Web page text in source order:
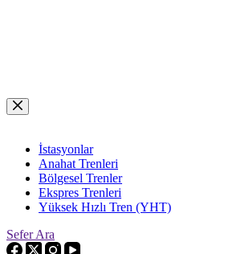
Skip
to
İstasyonlar
Anahat Trenleri
Bölgesel Trenler
Ekspres Trenleri
Yüksek Hızlı Tren (YHT)
Sefer Ara